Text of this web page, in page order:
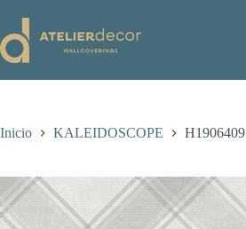
contenido
Inicio KALEIDOSCOPE H1906409